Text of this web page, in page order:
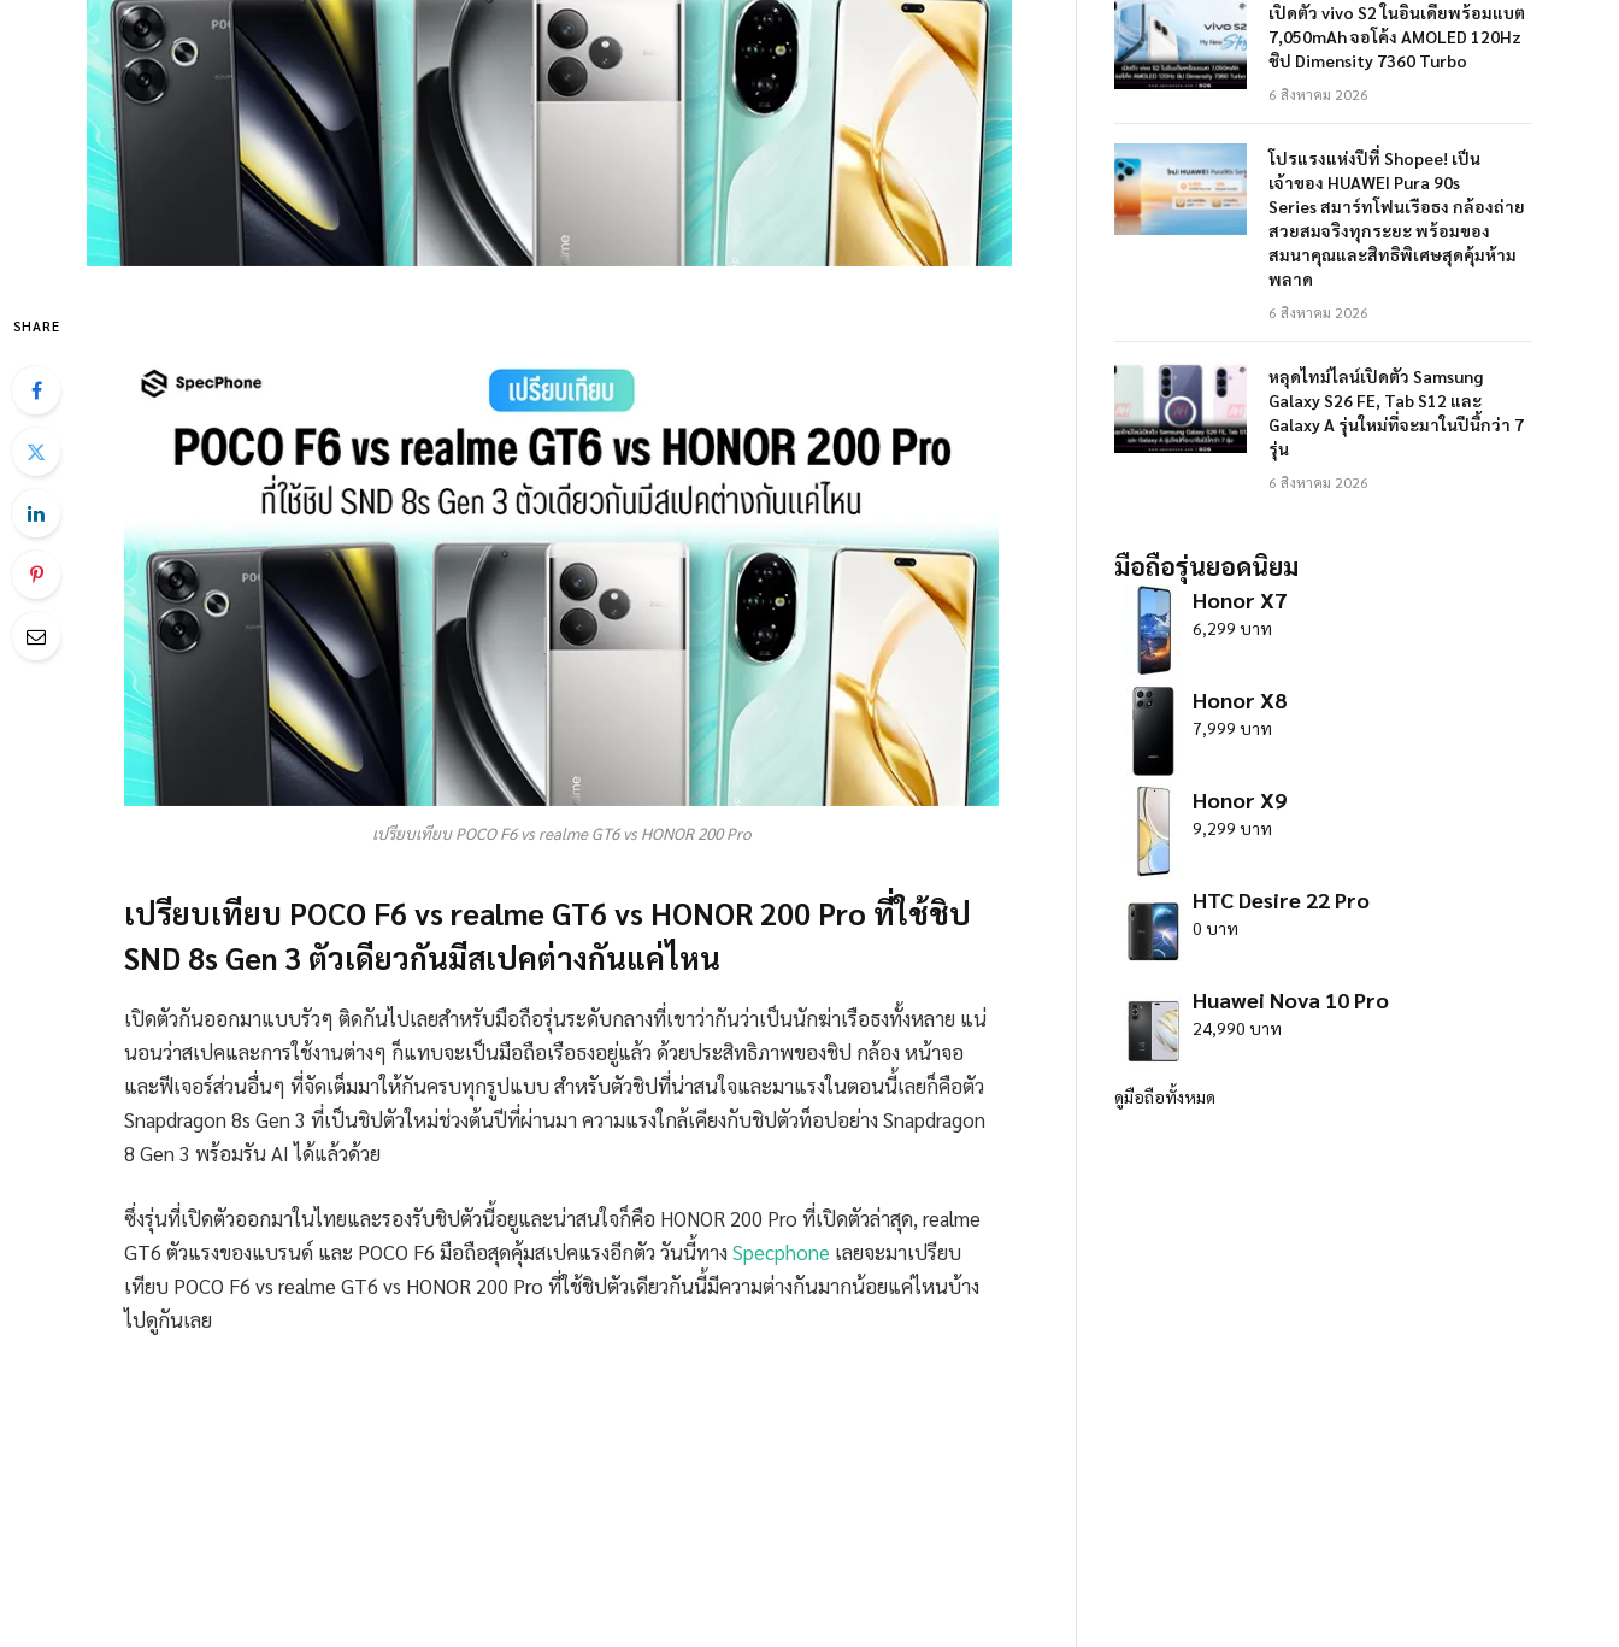
SHARE
เปรียบเทียบ POCO F6 vs realme GT6 vs HONOR 200 Pro
เปรียบเทียบ POCO F6 vs realme GT6 vs HONOR 200 Pro ที่ใช้ชิป
SND 8s Gen 3 ตัวเดียวกันมีสเปคต่างกันแค่ไหน
เปิดตัวกันออกมาแบบรัวๆ ติดกันไปเลยสำหรับมือถือรุ่นระดับกลางที่เขาว่ากันว่าเป็นนักฆ่าเรือธงทั้งหลาย แน่
นอนว่าสเปคและการใช้งานต่างๆ ก็แทบจะเป็นมือถือเรือธงอยู่แล้ว ด้วยประสิทธิภาพของชิป กล้อง หน้าจอ
และฟีเจอร์ส่วนอื่นๆ ที่จัดเต็มมาให้กันครบทุกรูปแบบ สำหรับตัวชิปที่น่าสนใจและมาแรงในตอนนี้เลยก็คือตัว
Snapdragon 8s Gen 3 ที่เป็นชิปตัวใหม่ช่วงต้นปีที่ผ่านมา ความแรงใกล้เคียงกับชิปตัวท็อปอย่าง Snapdragon
8 Gen 3 พร้อมรัน AI ได้แล้วด้วย
ซึ่งรุ่นที่เปิดตัวออกมาในไทยและรองรับชิปตัวนี้อยูและน่าสนใจก็คือ HONOR 200 Pro ที่เปิดตัวล่าสุด, realme
GT6 ตัวแรงของแบรนด์ และ POCO F6 มือถือสุดคุ้มสเปคแรงอีกตัว วันนี้ทาง Specphone เลยจะมาเปรียบ
เทียบ POCO F6 vs realme GT6 vs HONOR 200 Pro ที่ใช้ชิปตัวเดียวกันนี้มีความต่างกันมากน้อยแค่ไหนบ้าง
ไปดูกันเลย
เปิดตัว vivo S2 ในอินเดียพร้อมแบต
7,050mAh จอโค้ง AMOLED 120Hz
ชิป Dimensity 7360 Turbo
6 สิงหาคม 2026
โปรแรงแห่งปีที่ Shopee! เป็น
เจ้าของ HUAWEI Pura 90s
Series สมาร์ทโฟนเรือธง กล้องถ่าย
สวยสมจริงทุกระยะ พร้อมของ
สมนาคุณและสิทธิพิเศษสุดคุ้มห้าม
พลาด
6 สิงหาคม 2026
หลุดไทม์ไลน์เปิดตัว Samsung
Galaxy S26 FE, Tab S12 และ
Galaxy A รุ่นใหม่ที่จะมาในปีนี้กว่า 7
รุ่น
6 สิงหาคม 2026
มือถือรุ่นยอดนิยม
Honor X7
6,299 บาท
Honor X8
7,999 บาท
Honor X9
9,299 บาท
HTC Desire 22 Pro
0 บาท
Huawei Nova 10 Pro
24,990 บาท
ดูมือถือทั้งหมด